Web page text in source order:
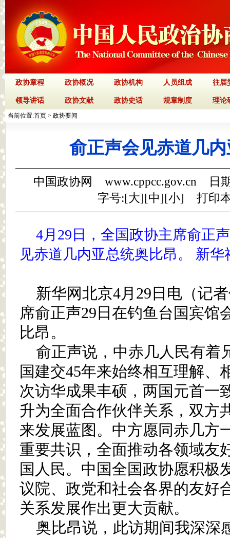
政协章程 政协概况 政协机构 人员组成 往届
领导讲话 政协文献 政协史话 规章制度 理论
当前位置:首页 > 政协要闻
俞正声会见赤道几
中国政协网 www.cppcc.gov.cn 日
字号:[大][中][小] 打印
4月29日，全国政协主席俞正
见赤道几内亚总统奥比昂。 新
新华网北京4月29日电（记
席俞正声29日在钓鱼台国宾馆
比昂。
俞正声说，中赤几人民有着
国建交45年来始终相互理解、
次访华成果丰硕，两国元首一
升为全面合作伙伴关系，双方
来发展蓝图。中方愿同赤几方
重要共识，全面推动各领域友
国人民。中国全国政协愿积极
议院、政党和社会各界的友好
关系发展作出更大贡献。
奥比昂说，此访期间我深深